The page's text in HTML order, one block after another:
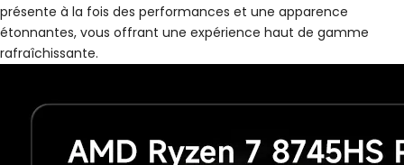
présente à la fois des performances et une apparence
étonnantes, vous offrant une expérience haut de gamme
rafraîchissante.